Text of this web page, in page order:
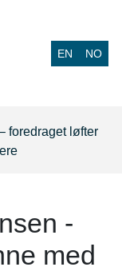
EN NO
foredraget løfter
-
med